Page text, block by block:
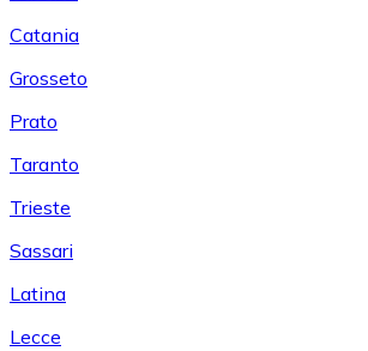
Catania
Grosseto
Prato
Taranto
Trieste
Sassari
Latina
Lecce